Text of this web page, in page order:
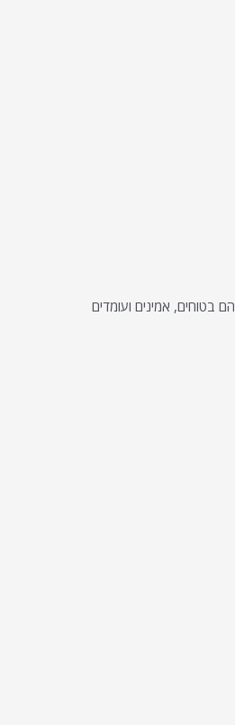
בטוחים, אמינים ועומדים